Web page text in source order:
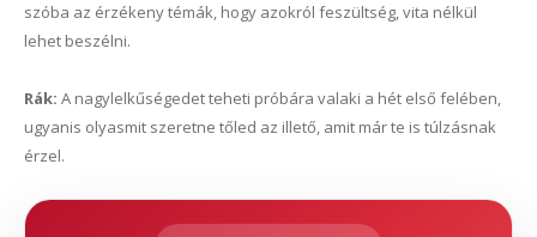
szóba az érzékeny témák, hogy azokról feszültség, vita nélkül
lehet beszélni.
Rák: A nagylelkűségedet teheti próbára valaki a hét első felében,
ugyanis olyasmit szeretne tőled az illető, amit már te is túlzásnak
érzel.